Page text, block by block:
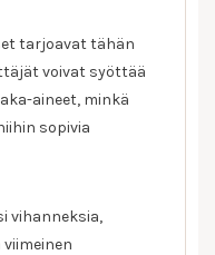
tarjoavat tähän
voivat syöttää
aineet, minkä
sopivia
vihanneksia,